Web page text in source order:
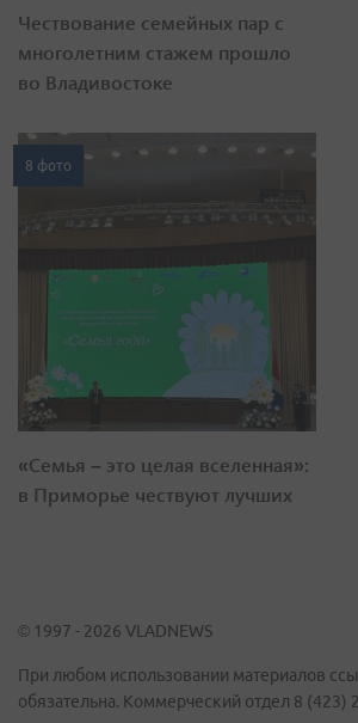
Чествование семейных пар с
многолетним стажем прошло
во Владивостоке
8 фото
«Семья – это целая вселенная»:
в Приморье чествуют лучших
© 1997 - 2026 VLADNEWS
При любом использовании материалов
обязательна. Коммерческий отдел 8 (423)